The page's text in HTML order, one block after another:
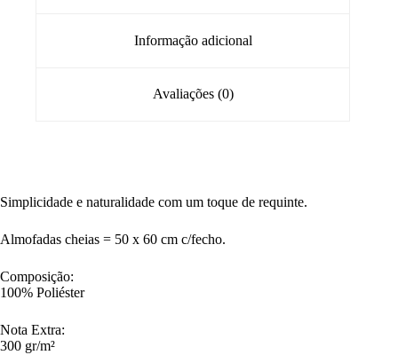
Informação adicional
Avaliações (0)
Simplicidade e naturalidade com um toque de requinte.
Almofadas cheias = 50 x 60 cm c/fecho.
Composição:
100% Poliéster
Nota Extra:
300 gr/m²